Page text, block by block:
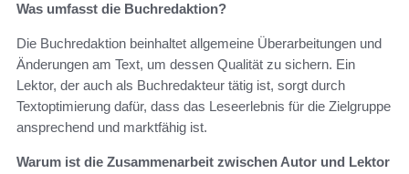
Was umfasst die Buchredaktion?
Die Buchredaktion beinhaltet allgemeine Überarbeitungen und
Änderungen am Text, um dessen Qualität zu sichern. Ein
Lektor, der auch als Buchredakteur tätig ist, sorgt durch
Textoptimierung dafür, dass das Leseerlebnis für die Zielgruppe
ansprechend und marktfähig ist.
Warum ist die Zusammenarbeit zwischen Autor und Lektor